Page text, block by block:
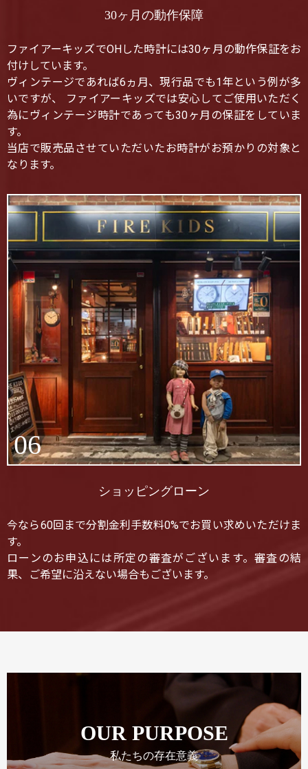
30ヶ月の動作保障
ファイアーキッズでOHした時計には30ヶ月の動作保証をお
付けしています。
ヴィンテージであれば6ヵ月、現行品でも1年という例が多
いですが、 ファイアーキッズでは安心してご使用いただく
為にヴィンテージ時計であっても30ヶ月の保証をしていま
す。
当店で販売品させていただいたお時計がお預かりの対象と
なります。
06
ショッピングローン
今なら60回まで分割金利手数料0%でお買い求めいただけま
す。
ローンのお申込には所定の審査がございます。審査の結
果、ご希望に沿えない場合もございます。
OUR PURPOSE
私たちの存在意義